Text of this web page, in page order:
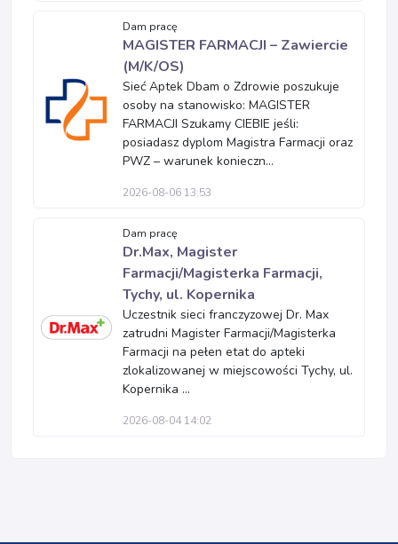
Dam pracę
MAGISTER FARMACJI – Zawiercie
(M/K/OS)
Sieć Aptek Dbam o Zdrowie poszukuje
osoby na stanowisko: MAGISTER
FARMACJI Szukamy CIEBIE jeśli:
posiadasz dyplom Magistra Farmacji oraz
PWZ – warunek konieczn...
2026-08-06 13:53
Dam pracę
Dr.Max, Magister
Farmacji/Magisterka Farmacji,
Tychy, ul. Kopernika
Uczestnik sieci franczyzowej Dr. Max
zatrudni Magister Farmacji/Magisterka
Farmacji na pełen etat do apteki
zlokalizowanej w miejscowości Tychy, ul.
Kopernika ...
2026-08-04 14:02